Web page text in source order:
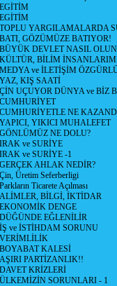
EGİTİM
EGİTİM
TOPLU YARGILAMALARDA
BATI, GÖZÜMÜZE BATIYOR!
BÜYÜK DEVLET NASIL
KÜLTÜR, BİLİM
MEDYA ve İLETİŞİM
YAZ, KIŞ SAATİ
ÇİN UÇUYOR DÜNYA ve BİZ
CUMHURİYET
CUMHURİYETLE NE
YAPICI, YIKICI MUHALEFET
GÖNLÜMÜZ NE DOLU?
IRAK ve SURİYE
IRAK ve SURİYE -1
GERÇEK AHLAK NEDİR?
Çin, Üretim Seferberligi
Parkların Ticarete Açılması
ALİMLER, BİLGİ, İKTİDAR
EKONOMİK DENGE
DÜĞÜNDE EĞLENİLİR
İŞ ve İSTİHDAM SORUNU
VERİMLİLİK
BOYABAT KALESİ
AŞIRI PARTİZANLIK!!
DAVET KRİZLERİ
ÜLKEMİZİN SORUNLARI - 1